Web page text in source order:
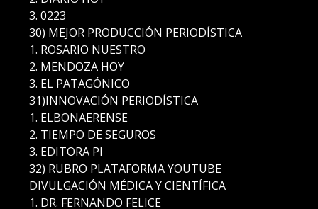
3. 0223
30) MEJOR PRODUCCIÓN PERIODÍSTICA
1. ROSARIO NUESTRO
2. MENDOZA HOY
3. EL PATAGÓNICO
31)INNOVACIÓN PERIODÍSTICA
1. ELBONAERENSE
2. TIEMPO DE SEGUROS
3. EDITORA PI
32) RUBRO PLATAFORMA YOUTUBE
DIVULGACIÓN MÉDICA Y CIENTÍFICA
1. DR. FERNANDO FELICE